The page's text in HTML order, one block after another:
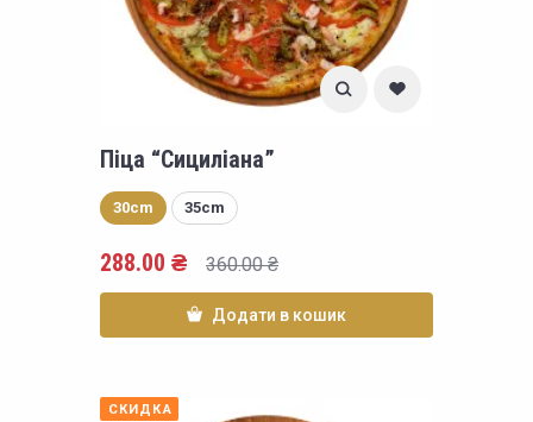
Піца “Сициліана”
30cm 35cm
360.00₴
288.00 ₴
Додати в кошик
СКИДКА